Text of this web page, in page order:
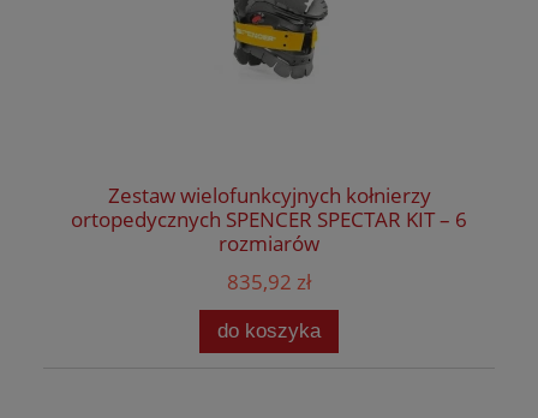
Zestaw wielofunkcyjnych kołnierzy
ortopedycznych SPENCER SPECTAR KIT – 6
rozmiarów
835,92 zł
do koszyka